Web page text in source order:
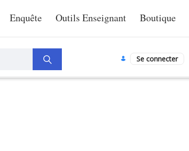
Enquête Outils Enseignant Boutique
Se connecter